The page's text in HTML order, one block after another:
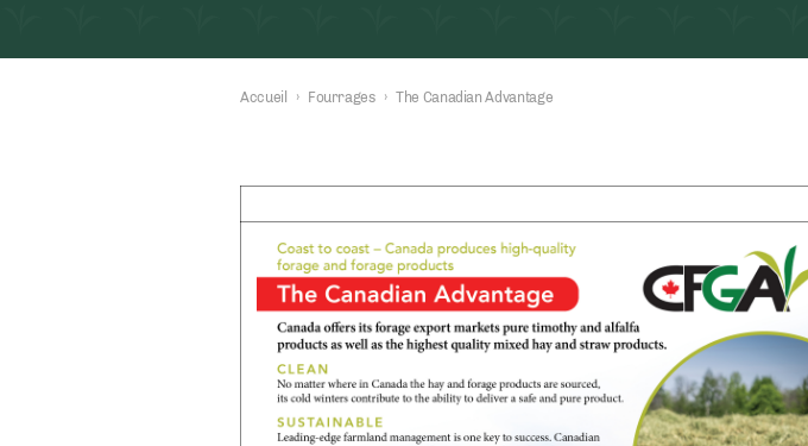
Accueil › Fourrages › The Canadian Advantage